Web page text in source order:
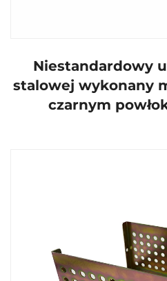
Niestandardowy
stalowej wykonany
czarnym